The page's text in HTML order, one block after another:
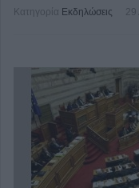
Κατηγορία Εκδηλώσεις 29